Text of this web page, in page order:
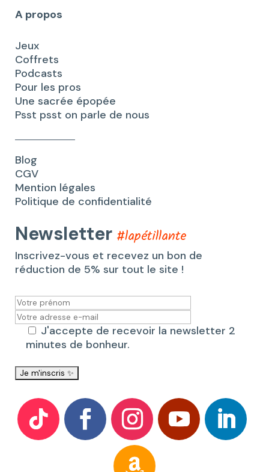
A propos
Jeux
Coffrets
Podcasts
Pour les pros
Une sacrée épopée
Psst psst on parle de nous
Blog
CGV
Mention légales
Politique de confidentialité
Newsletter #lapétillante
Inscrivez-vous et recevez un bon de
réduction de 5% sur tout le site !
J'accepte de recevoir la newsletter 2
minutes de bonheur.